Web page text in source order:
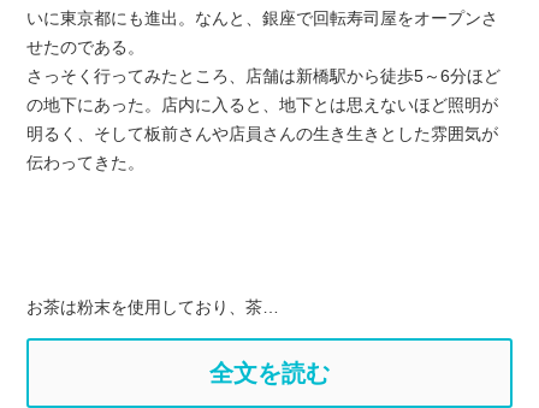
いに東京都にも進出。なんと、銀座で回転寿司屋をオープンさ
せたのである。
さっそく行ってみたところ、店舗は新橋駅から徒歩5～6分ほど
の地下にあった。店内に入ると、地下とは思えないほど照明が
明るく、そして板前さんや店員さんの生き生きとした雰囲気が
伝わってきた。
お茶は粉末を使用しており、茶…
全文を読む